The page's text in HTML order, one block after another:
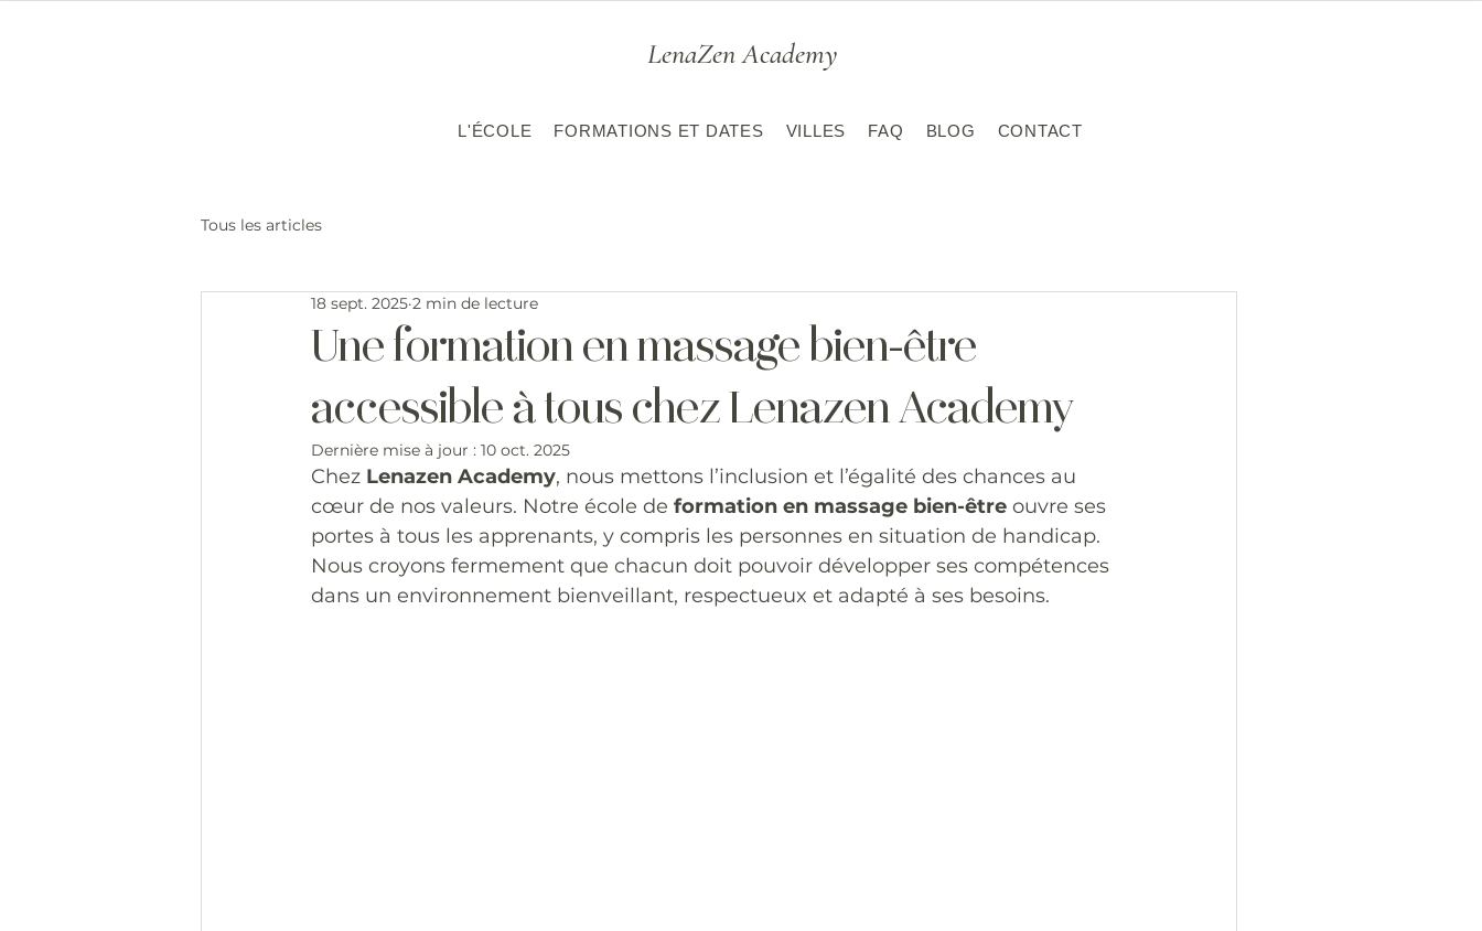
LenaZen Academy
L'ÉCOLE FORMATIONS ET DATES VILLES FAQ BLOG CONTACT
Tous les articles
Une formation en massage bien-être
accessible à tous chez Lenazen Academy
18 sept. 2025 2 min de lecture
Dernière mise à jour : 10 oct. 2025
Chez Lenazen Academy, nous mettons l’inclusion et l’égalité des chances au
cœur de nos valeurs. Notre école de formation en massage bien-être ouvre ses
portes à tous les apprenants, y compris les personnes en situation de handicap.
Nous croyons fermement que chacun doit pouvoir développer ses compétences
dans un environnement bienveillant, respectueux et adapté à ses besoins.